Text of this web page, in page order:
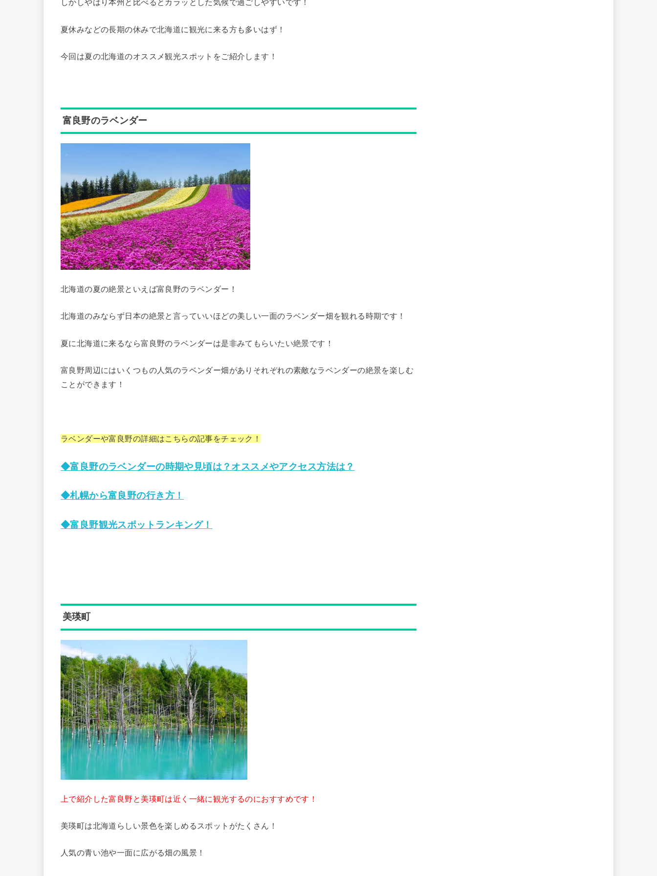
しかしやはり本州と比べるとカラッとした気候で過ごしやすいです！
夏休みなどの長期の休みで北海道に観光に来る方も多いはず！
今回は夏の北海道のオススメ観光スポットをご紹介します！
富良野のラベンダー
北海道の夏の絶景といえば富良野のラベンダー！
北海道のみならず日本の絶景と言っていいほどの美しい一面のラベンダー畑を観れる時期です！
夏に北海道に来るなら富良野のラベンダーは是非みてもらいたい絶景です！
富良野周辺にはいくつもの人気のラベンダー畑がありそれぞれの素敵なラベンダーの絶景を楽しむ
ことができます！
ラベンダーや富良野の詳細はこちらの記事をチェック！
◆富良野のラベンダーの時期や見頃は？オススメやアクセス方法は？
◆札幌から富良野の行き方！
◆富良野観光スポットランキング！
美瑛町
上で紹介した富良野と美瑛町は近く一緒に観光するのにおすすめです！
美瑛町は北海道らしい景色を楽しめるスポットがたくさん！
人気の青い池や一面に広がる畑の風景！